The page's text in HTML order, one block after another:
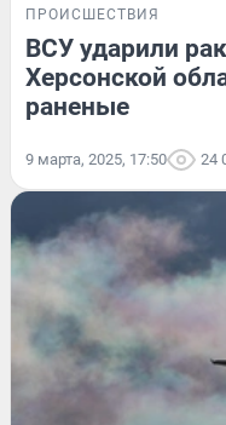
ПРОИСШЕСТВИЯ
ВСУ ударили
Херсонской
раненые
9 марта, 2025, 17:50 24